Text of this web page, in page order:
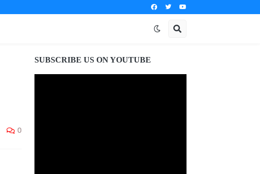
0
SUBSCRIBE US ON YOUTUBE